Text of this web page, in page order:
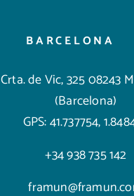
BARCELONA
Crta. de Vic, 325 08243
(Barcelona)
GPS: 41.737754,
+34 938 735 142